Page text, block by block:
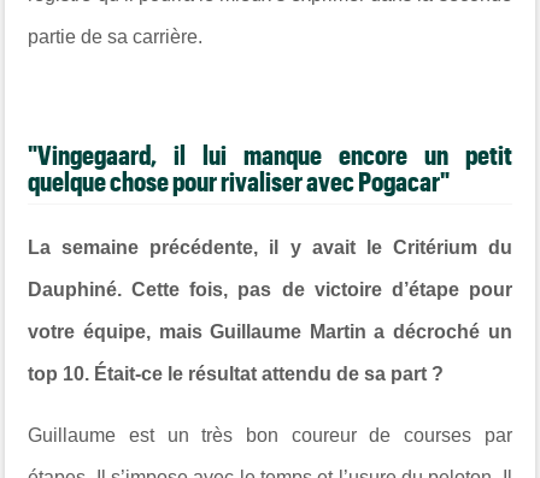
partie de sa carrière.
"Vingegaard, il lui manque encore un petit
quelque chose pour rivaliser avec Pogacar"
La semaine précédente, il y avait le Critérium du
Dauphiné. Cette fois, pas de victoire d’étape pour
votre équipe, mais Guillaume Martin a décroché un
top 10. Était-ce le résultat attendu de sa part ?
Guillaume est un très bon coureur de courses par